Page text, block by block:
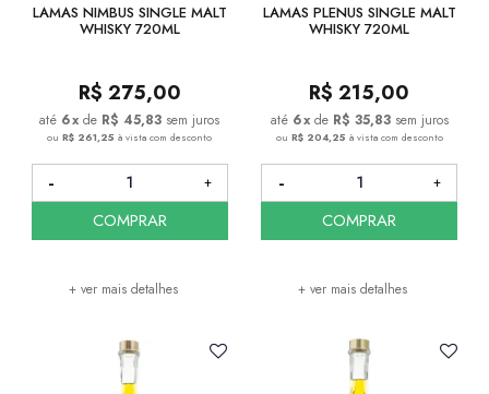
LAMAS NIMBUS SINGLE MALT
WHISKY 720ML
R$ 275,00
6x de R$ 45,83 sem juros
ouR$ 261,25à vista com desconto
+ ver mais detalhes
COMPRAR
LAMAS PLENUS SINGLE MALT
WHISKY 720ML
R$ 215,00
6x de R$ 35,83 sem juros
ou R$ 204,25 à vista com desconto
+ ver mais detalhes
COMPRAR